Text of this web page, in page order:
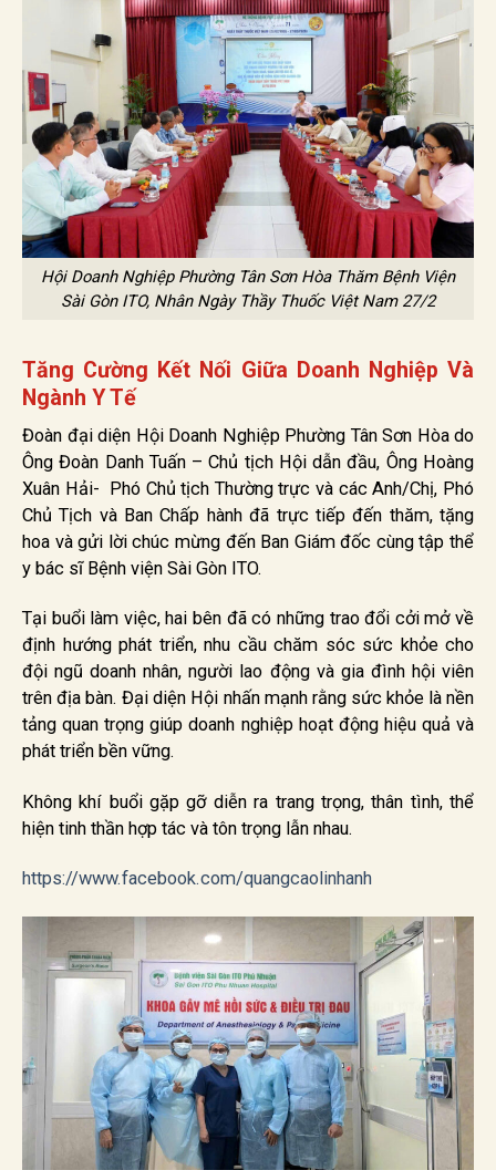
Hội Doanh Nghiệp Phường Tân Sơn Hòa Thăm Bệnh Viện
Sài Gòn ITO, Nhân Ngày Thầy Thuốc Việt Nam 27/2
Tăng Cường Kết Nối Giữa Doanh Nghiệp Và
Ngành Y Tế
Đoàn đại diện Hội Doanh Nghiệp Phường Tân Sơn Hòa do
Ông Đoàn Danh Tuấn – Chủ tịch Hội dẫn đầu, Ông Hoàng
Xuân Hải- Phó Chủ tịch Thường trực và các Anh/Chị, Phó
Chủ Tịch và Ban Chấp hành đã trực tiếp đến thăm, tặng
hoa và gửi lời chúc mừng đến Ban Giám đốc cùng tập thể
y bác sĩ Bệnh viện Sài Gòn ITO.
Tại buổi làm việc, hai bên đã có những trao đổi cởi mở về
định hướng phát triển, nhu cầu chăm sóc sức khỏe cho
đội ngũ doanh nhân, người lao động và gia đình hội viên
trên địa bàn. Đại diện Hội nhấn mạnh rằng sức khỏe là nền
tảng quan trọng giúp doanh nghiệp hoạt động hiệu quả và
phát triển bền vững.
Không khí buổi gặp gỡ diễn ra trang trọng, thân tình, thể
hiện tinh thần hợp tác và tôn trọng lẫn nhau.
https://www.facebook.com/quangcaolinhanh